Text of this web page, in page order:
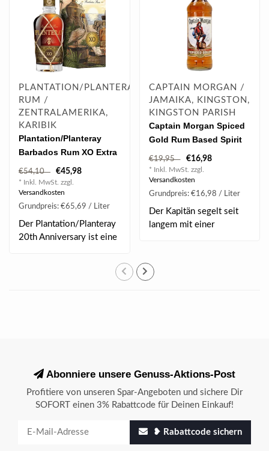
PLANTATION/PLANTERAY
RUM /
ZENTRALAMERIKA,
KARIBIK
Plantation/Planteray
Barbados Rum XO Extra
Old 20th Anniversary 0.7
l 40% vol
€54,10 €45,98
* Inkl. MwSt. zzgl.
Versandkosten
Grundpreis: €65,69 / Liter
Der Plantation/Planteray
20th Anniversary ist eine
CAPTAIN MORGAN /
JAMAIKA, KINGSTON,
KINGSTON PARISH
Captain Morgan Spiced
Gold Rum Based Spirit
1.0 l 35% vol
€19,95 €16,98
* Inkl. MwSt. zzgl.
Versandkosten
Grundpreis: €16,98 / Liter
Der Kapitän segelt seit
langem mit einer
Abonniere unsere Genuss-Aktions-Post
Profitiere von unseren Spar-Angeboten und sichere Dir
SOFORT einen 3% Rabattcode für Deinen Einkauf!
❥ Rabattcode sichern